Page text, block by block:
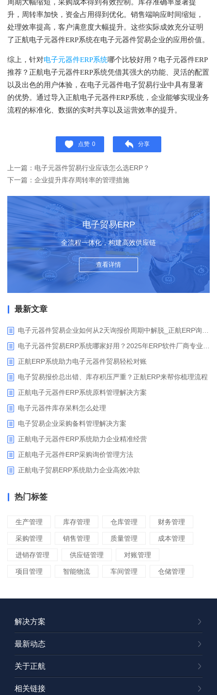
周期大幅缩短，采购成本得到有效控制。库存准确率显著提
升，周转率加快，资金占用得到优化。销售端响应时间缩短，
处理效率提高，客户满意度大幅提升。这些实际成效充分证明
了正航电子元器件ERP系统在电子元器件贸易企业的应用价值。
综上，针对电子元器件ERP系统哪个比较好用？电子元器件ERP
推荐？正航电子元器件ERP系统凭借其强大的功能、灵活的配置
以及出色的用户体验，在电子元器件电子贸易行业中具有显著
的优势。通过导入正航电子元器件ERP系统，企业能够实现业务
流程的标准化、数据的实时共享以及运营效率的提升。
点赞 0 分享
上一篇：电子元器件贸易行业应该怎么选ERP？
下一篇：企业提升库存周转率的管理措施
电子贸易ERP
全流程一体化，构建高效供应链
查看详情
最新文章
正航ERP系统助力电子元器件贸易轻松对账
电子贸易报价总出错、库存积压严重？正航ERP来帮你梳理流程
正航电子元器件ERP系统原料管理解决方案
电子元器件库存呆料怎么处理
电子贸易企业采购备料管理解决方案
正航电子元器件ERP系统助力企业精准经营
正航电子元器件ERP采购询价管理方法
正航电子贸易ERP系统助力企业高效冲款
热门标签
生产管理 库存管理 仓库管理 财务管理
采购管理 销售管理 质量管理 成本管理
进销存管理 供应链管理 对账管理
项目管理 智能物流 车间管理 仓储管理
解决方案
最新动态
关于正航
相关链接